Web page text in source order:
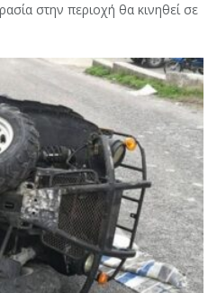
στην περιοχή θα κινηθεί σε